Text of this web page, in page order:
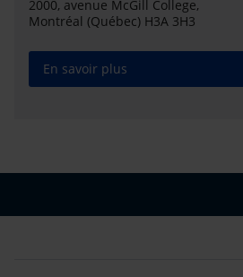
2000, avenue McGill College,
Montréal (Québec) H3A 3H3
En savoir plus